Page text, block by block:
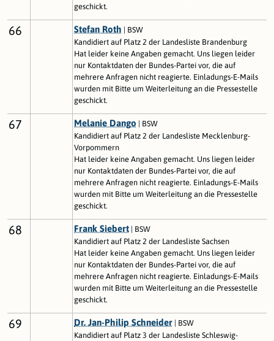
geschickt.
66 Stefan Roth | BSW
Kandidiert auf Platz 2 der Landesliste Brandenburg
Hat leider keine Angaben gemacht. Uns liegen leider
nur Kontaktdaten der Bundes-Partei vor, die auf
mehrere Anfragen nicht reagierte. Einladungs-E-Mails
wurden mit Bitte um Weiterleitung an die Pressestelle
geschickt.
67 Melanie Dango | BSW
Kandidiert auf Platz 2 der Landesliste Mecklenburg-
Vorpommern
Hat leider keine Angaben gemacht. Uns liegen leider
nur Kontaktdaten der Bundes-Partei vor, die auf
mehrere Anfragen nicht reagierte. Einladungs-E-Mails
wurden mit Bitte um Weiterleitung an die Pressestelle
geschickt.
68 Frank Siebert | BSW
Kandidiert auf Platz 2 der Landesliste Sachsen
Hat leider keine Angaben gemacht. Uns liegen leider
nur Kontaktdaten der Bundes-Partei vor, die auf
mehrere Anfragen nicht reagierte. Einladungs-E-Mails
wurden mit Bitte um Weiterleitung an die Pressestelle
geschickt.
69 Dr. Jan-Philip Schneider | BSW
Kandidiert auf Platz 3 der Landesliste Schleswig-